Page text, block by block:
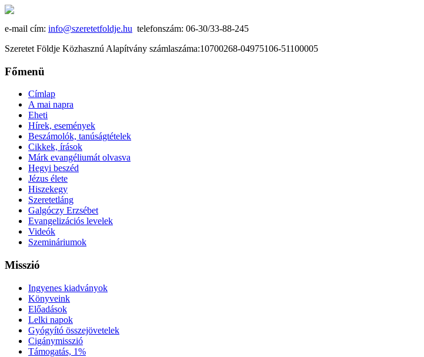
e-mail cím: info@szeretetfoldje.hu telefonszám: 06-30/33-88-245
Szeretet Földje Közhasznú Alapítvány számlaszáma:10700268-04975106-51100005
Főmenü
Címlap
A mai napra
Eheti
Hírek, események
Beszámolók, tanúságtételek
Cikkek, írások
Márk evangéliumát olvasva
Hegyi beszéd
Jézus élete
Hiszekegy
Szeretetláng
Galgóczy Erzsébet
Evangelizációs levelek
Videók
Szemináriumok
Misszió
Ingyenes kiadványok
Könyveink
Előadások
Lelki napok
Gyógyító összejövetelek
Cigánymisszió
Támogatás, 1%